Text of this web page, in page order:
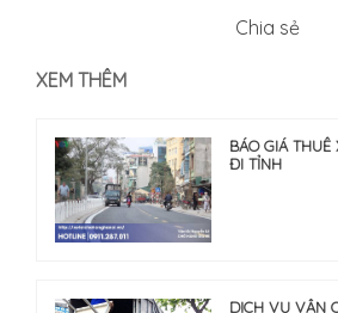
Chia sẻ
XEM THÊM
BÁO GIÁ THUÊ
ĐI TỈNH
DỊCH VỤ VẬN